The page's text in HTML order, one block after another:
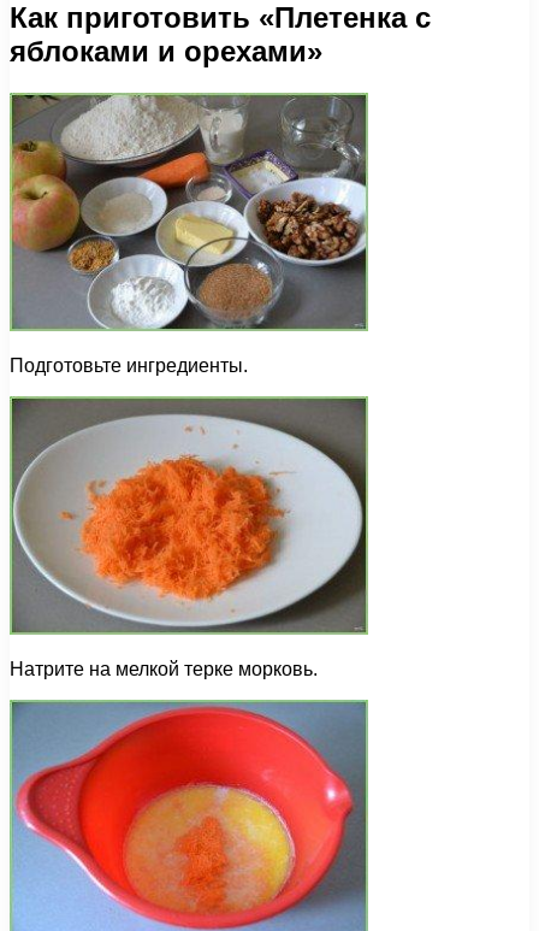
Как приготовить «Плетенка с
яблоками и орехами»
Подготовьте ингредиенты.
Натрите на мелкой терке морковь.